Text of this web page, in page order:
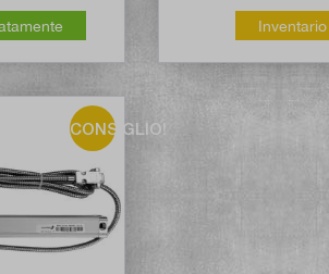
CONSIGLIO!